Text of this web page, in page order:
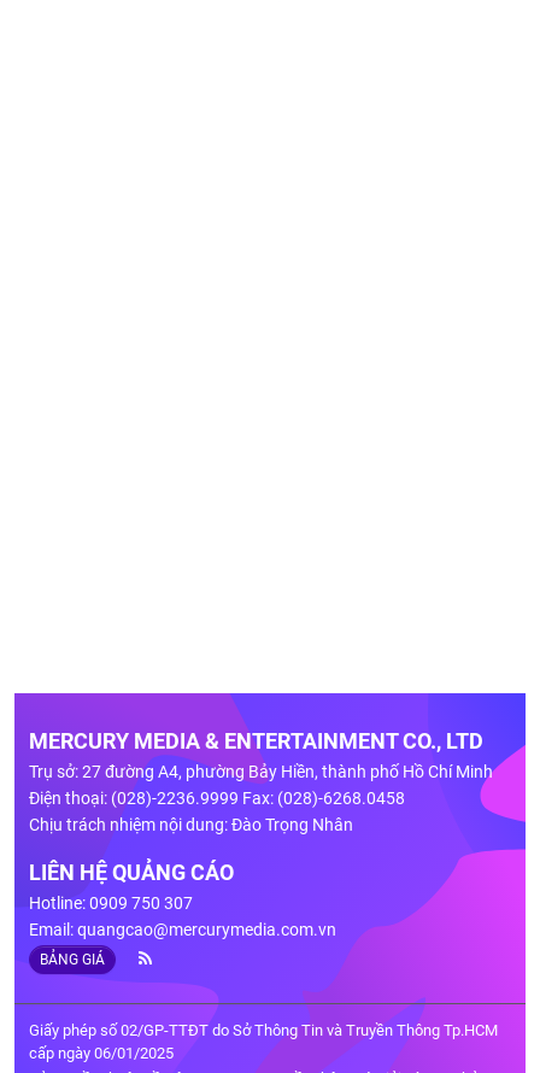
MERCURY MEDIA & ENTERTAINMENT CO., LTD
Trụ sở: 27 đường A4, phường Bảy Hiền, thành phố Hồ Chí Minh
Điện thoại: (028)-2236.9999 Fax: (028)-6268.0458
Chịu trách nhiệm nội dung: Đào Trọng Nhân
LIÊN HỆ QUẢNG CÁO
Hotline: 0909 750 307
Email:quangcao@mercurymedia.com.vn
BẢNG GIÁ
Giấy phép số 02/GP-TTĐT do Sở Thông Tin và Truyền Thông Tp.HCM
cấp ngày 06/01/2025